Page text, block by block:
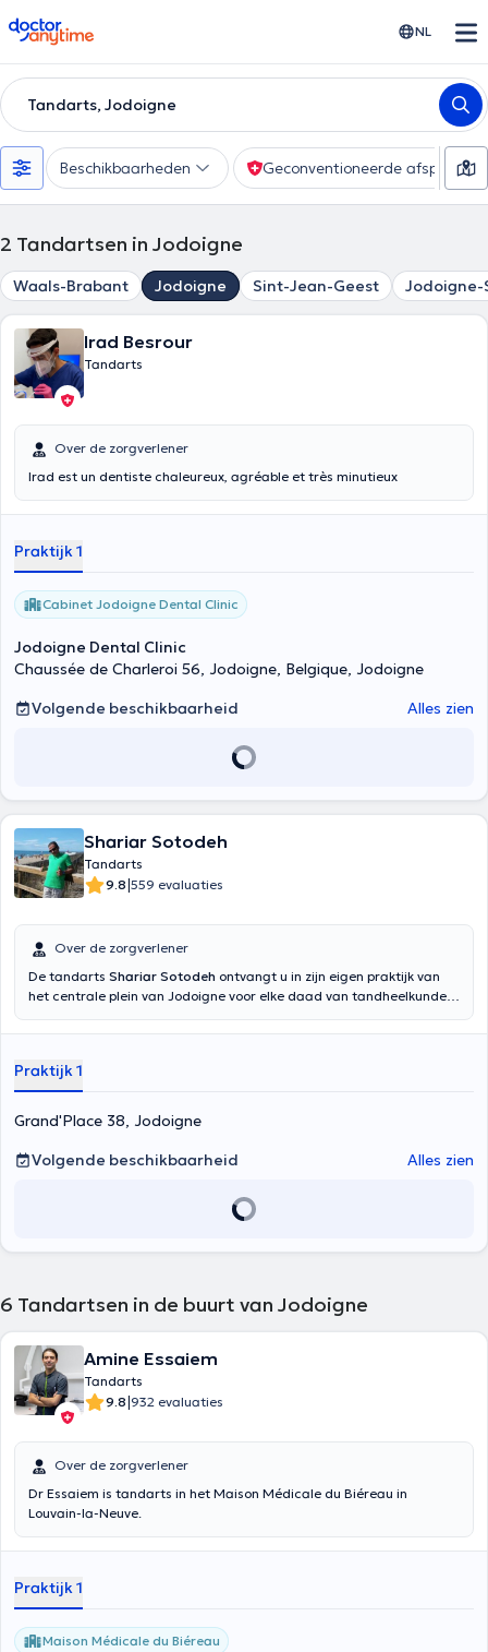
doctoranytime NL
Tandarts, Jodoigne
Beschikbaarheden Geconventioneerde afspraak
2 Tandartsen in Jodoigne
Waals-Brabant Jodoigne Sint-Jean-Geest Jodoigne-
Irad Besrour
Tandarts
Over de zorgverlener
Irad est un dentiste chaleureux, agréable et très minutieux
Praktijk 1
Cabinet Jodoigne Dental Clinic
Jodoigne Dental Clinic
Chaussée de Charleroi 56, Jodoigne, Belgique, Jodoigne
Volgende beschikbaarheid
Alles zien
Shariar Sotodeh
Tandarts
9.8|559 evaluaties
Over de zorgverlener
De tandarts Shariar Sotodeh ontvangt u in zijn eigen praktijk van
het centrale plein van Jodoigne voor elke daad van tandheelkunde.
door google translate
Praktijk 1
Grand'Place 38, Jodoigne
Volgende beschikbaarheid
Alles zien
6 Tandartsen in de buurt van Jodoigne
Amine Essaiem
Tandarts
9.8|932 evaluaties
Over de zorgverlener
Dr Essaiem is tandarts in het Maison Médicale du Biéreau in
Louvain-la-Neuve.
Praktijk 1
Maison Médicale du Biéreau